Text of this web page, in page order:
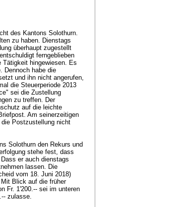
des Kantons Solothurn.
zu haben. Dienstags
überhaupt zugestellt
ferngeblieben
Tätigkeit hingewiesen. Es
Dennoch habe die
und ihn nicht angerufen,
die Steuerperiode 2013
sei die Zustellung
zu treffen. Der
auf die leichte
Am seinerzeitigen
die Postzustellung nicht
Solothurn den Rekurs und
stehe fest, dass
er auch dienstags
lassen. Die
vom 18. Juni 2018)
Blick auf die früher
Fr. 1'200.-- sei im unteren
zulasse.